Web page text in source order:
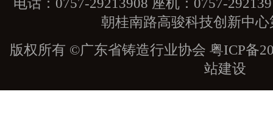
电话：0757-29213908 座机：0757-
朝桂南路高骏科技创新中心
版权所有 ©广东省铸造行业协会 粤ICP备
站建设